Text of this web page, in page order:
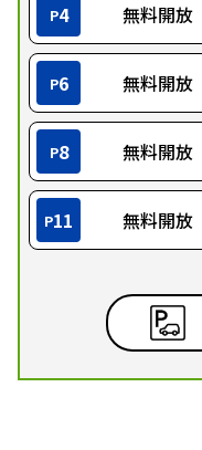
P4 無料開放
P6 無料開放
P8 無料開放
P11 無料開放